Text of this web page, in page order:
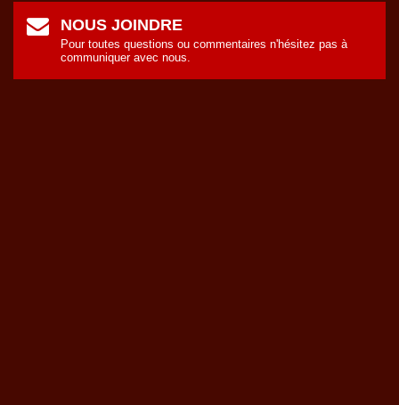
NOUS JOINDRE
Pour toutes questions ou commentaires n'hésitez pas à
communiquer avec nous.